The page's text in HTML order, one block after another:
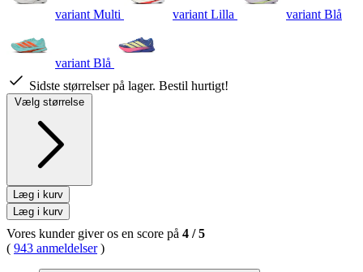
variant Multi variant Lilla variant Blå
variant Blå
Sidste størrelser på lager. Bestil hurtigt!
Vælg størrelse
Læg i kurv
Læg i kurv
Vores kunder giver os en score på 4 /5
( 943 anmeldelser)